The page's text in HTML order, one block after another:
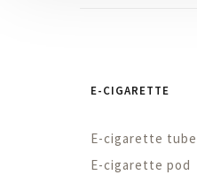
E-CIGARETTE
E-cigarette tube
E-cigarette pod